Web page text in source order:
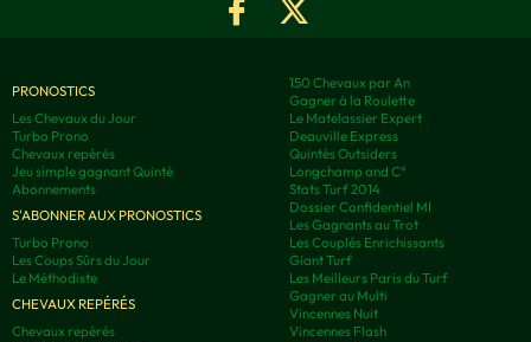
PRONOSTICS
Les Chevaux du Jour
Turbo Prono
Chevaux repérés
Jeu simple gagnant Quinté
Abonnements
S'ABONNER AUX PRONOSTICS
Turbo Prono
Les Coups Sûrs du Jour
Le Méthodiste
CHEVAUX REPÉRÉS
Chevaux repérés
150 Chevaux par An
Gagner à la Roulette
Le Matelassier Expert
Deauville Express
Quintés Outsiders
Longchamp and C°
Stats Turf 2014
Dossier Confidentiel MI
Les Gagnants au Trot
Les Couplés Enrichissants
Giant Turf
Les Meilleurs Paris du Turf
Gagner au Multi
Vincennes Nuit
Vincennes Flash